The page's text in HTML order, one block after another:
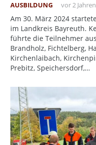
AUSBILDUNG vor 2 Jahren
Am 30. März 2024
im Landkreis Bayreuth.
führte die Teilnehmer
Brandholz, Fichtelberg,
Kirchenlaibach,
Prebitz, Speichersdorf,…